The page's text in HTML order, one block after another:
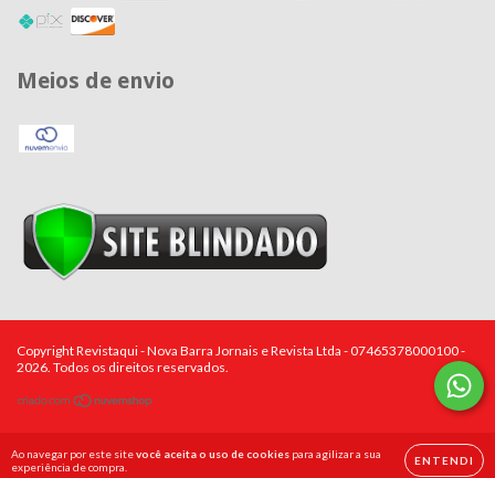
Ao navegar por este sitevocê aceita o uso de cookies para agilizar a sua
experiência de compra.
ENTENDI
Meios de envio
Copyright Revistaqui - Nova Barra Jornais e Revista Ltda - 07465378000100 -
2026. Todos os direitos reservados.